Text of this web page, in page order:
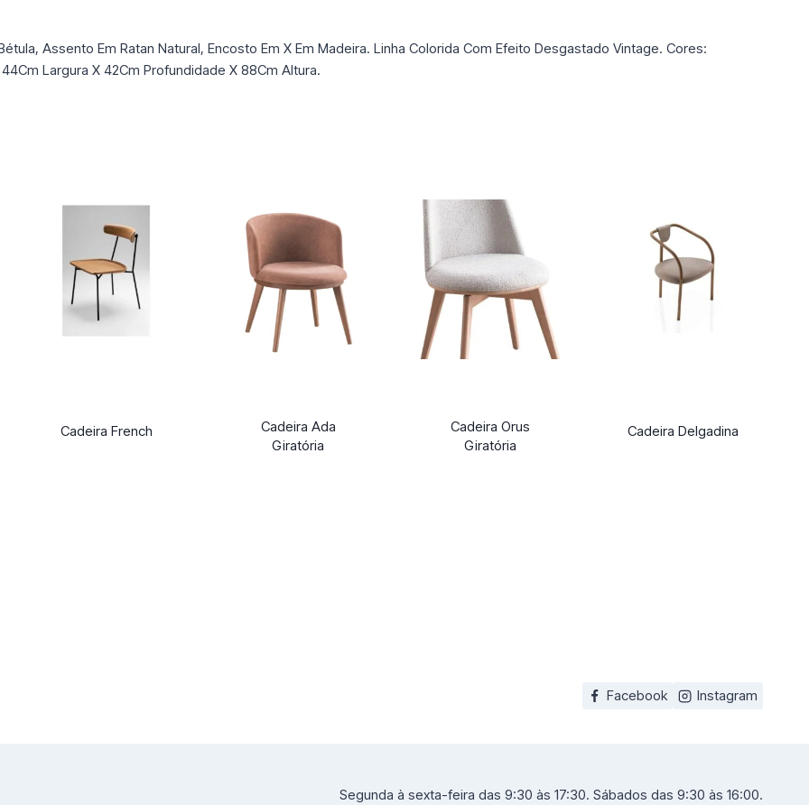
Assento Em Ratan Natural, Encosto Em X Em Madeira. Linha Colorida Com Efeito Desgastado Vintage. Cores:
Largura X 42Cm Profundidade X 88Cm Altura.
Cadeira French
Cadeira Ada
Giratória
Cadeira Orus
Giratória
Cadeira Delgadina
Facebook Instagram
Segunda à sexta-feira das 9:30 às 17:30. Sábados das 9:30 às 16:00.